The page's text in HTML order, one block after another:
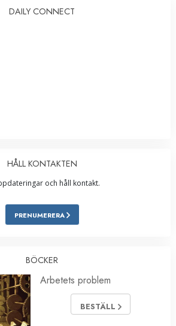
DAILY CONNECT
HÅLL KONTAKTEN
och håll kontakt.
PRENUMERERA
BÖCKER
Arbetets problem
BESTÄLL